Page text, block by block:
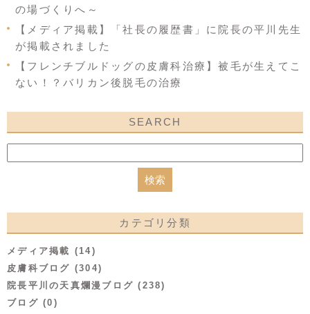
の場づくりへ～
【メディア掲載】「社長の履歴書」に院長の平川先生
が掲載されました
【フレンチブルドッグの皮膚科治療】被毛が生えてこ
ない！？バリカン後脱毛の治療
SEARCH
カテゴリ分類
メディア掲載 (14)
皮膚科ブログ (304)
院長平川の天真爛漫ブログ (238)
ブログ (0)